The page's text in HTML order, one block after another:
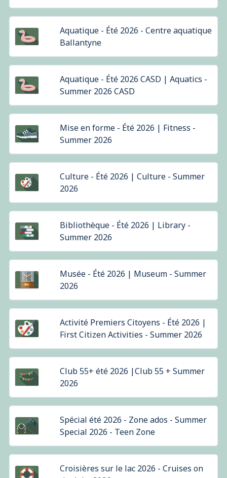
Aquatique - Été 2026 - Centre aquatique
Ballantyne
Aquatique - Été 2026 CASD | Aquatics -
Summer 2026 CASD
Mise en forme - Été 2026 | Fitness -
Summer 2026
Culture - Été 2026 | Culture - Summer
2026
Bibliothèque - Été 2026 | Library -
Summer 2026
Musée - Été 2026 | Museum - Summer
2026
Activité Premiers Citoyens - Été 2026 |
First Citizen Activities - Summer 2026
Club 55+ été 2026 |Club 55 + Summer
2026
Spécial été 2026 - Zone ados - Summer
Special 2026 - Teen Zone
Croisières sur le lac 2026 - Cruises on